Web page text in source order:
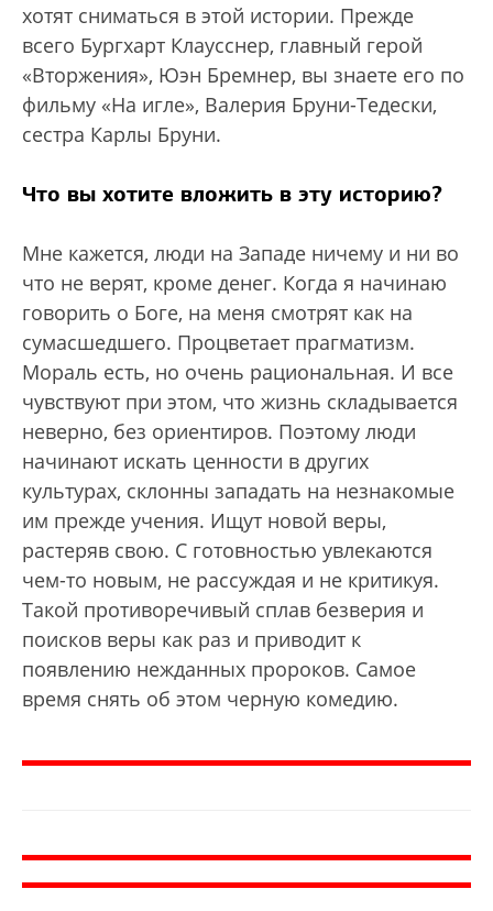
хотят сниматься в этой истории. Прежде
всего Бургхарт Клаусснер, главный герой
«Вторжения», Юэн Бремнер, вы знаете его по
фильму «На игле», Валерия Бруни-Тедески,
сестра Карлы Бруни.
Что вы хотите вложить в эту историю?
Мне кажется, люди на Западе ничему и ни во
что не верят, кроме денег. Когда я начинаю
говорить о Боге, на меня смотрят как на
сумасшедшего. Процветает прагматизм.
Мораль есть, но очень рациональная. И все
чувствуют при этом, что жизнь складывается
неверно, без ориентиров. Поэтому люди
начинают искать ценности в других
культурах, склонны западать на незнакомые
им прежде учения. Ищут новой веры,
растеряв свою. С готовностью увлекаются
чем-то новым, не рассуждая и не критикуя.
Такой противоречивый сплав безверия и
поисков веры как раз и приводит к
появлению нежданных пророков. Самое
время снять об этом черную комедию.